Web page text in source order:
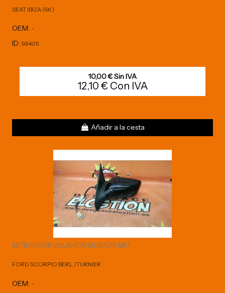
SEAT IBIZA (6K)
OEM: -
ID: 99405
10,00 € Sin IVA
12,10 € Con IVA
Añadir a la cesta
RETROVISOR IZQUIERDO MORADO MET.
FORD SCORPIO BERL./TURNIER
OEM: -